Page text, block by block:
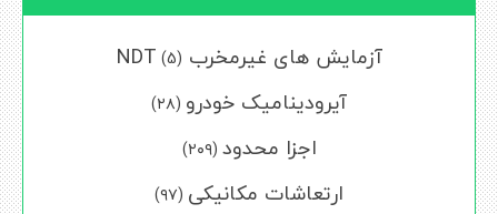
آزمایش های غیرمخرب NDT (5)
آیرودینامیک خودرو (۲۸)
اجزا محدود (۲۰۹)
ارتعاشات مکانیکی (۹۷)